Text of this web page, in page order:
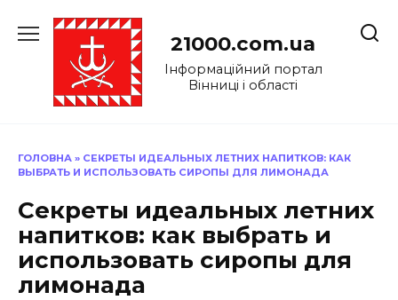
до
21000.com.ua
Інформаційний портал
Вінниці і області
ГОЛОВНА » СЕКРЕТЫ ИДЕАЛЬНЫХ ЛЕТНИХ НАПИТКОВ: КАК
ВЫБРАТЬ И ИСПОЛЬЗОВАТЬ СИРОПЫ ДЛЯ ЛИМОНАДА
Секреты идеальных летних
напитков: как выбрать и
использовать сиропы для
лимонада